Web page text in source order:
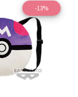
-13%
Ver detalles